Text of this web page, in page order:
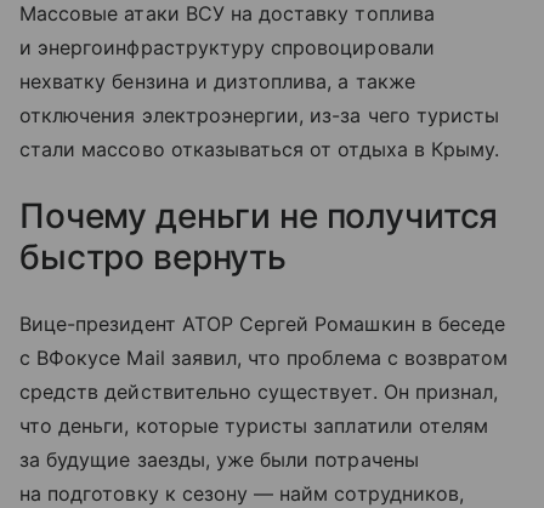
Массовые атаки ВСУ на доставку топлива
и энергоинфраструктуру спровоцировали
нехватку бензина и дизтоплива, а также
отключения электроэнергии, из-за чего туристы
стали массово отказываться от отдыха в Крыму.
Почему деньги не получится
быстро вернуть
Вице-президент АТОР Сергей Ромашкин в беседе
с ВФокусе Mail заявил, что проблема с возвратом
средств действительно существует. Он признал,
что деньги, которые туристы заплатили отелям
за будущие заезды, уже были потрачены
на подготовку к сезону — найм сотрудников,